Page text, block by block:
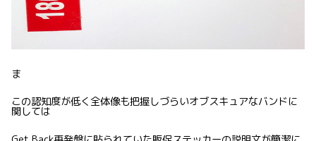
ま
この認知度が低く全体像も把握しづらいオブスキュアなバンドに
関しては